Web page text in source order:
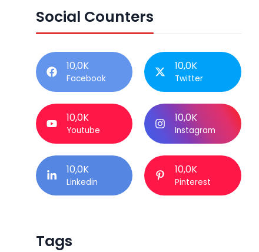
Social Counters
10,0K
Facebook
10,0K
Twitter
10,0K
Youtube
10,0K
Instagram
10,0K
Linkedin
10,0K
Pinterest
Tags